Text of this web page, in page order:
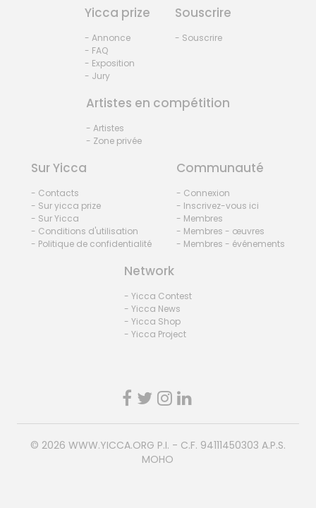
Yicca prize
- Annonce
- FAQ
- Exposition
- Jury
Souscrire
- Souscrire
Artistes en compétition
- Artistes
- Zone privée
Sur Yicca
- Contacts
- Sur yicca prize
- Sur Yicca
- Conditions d'utilisation
- Politique de confidentialité
Communauté
- Connexion
- Inscrivez-vous ici
- Membres
- Membres - œuvres
- Membres - événements
Network
- Yicca Contest
- Yicca News
- Yicca Shop
- Yicca Project
© 2026 WWW.YICCA.ORG P.I. - C.F. 94111450303 A.P.S.
MOHO